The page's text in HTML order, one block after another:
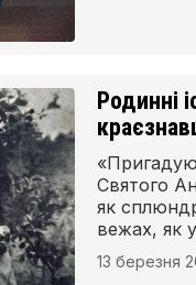
Родинні
Святого
як
вежах, як
Костел
до Бога.
13 березня